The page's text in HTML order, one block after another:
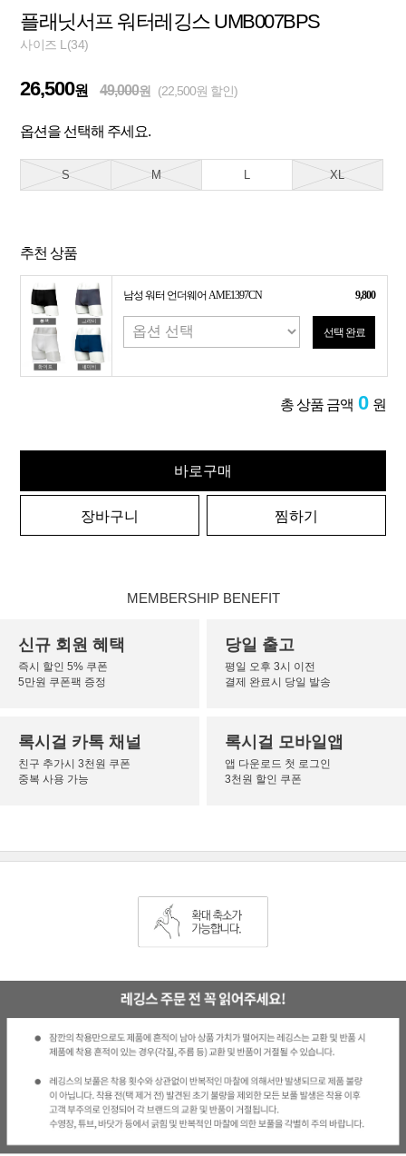
플래닛서프 워터레깅스 UMB007BPS
사이즈 L(34)
26,500원 49,000원 (22,500원 할인)
옵션을 선택해 주세요.
S M L XL
추천 상품
남성 워터 언더웨어 AME1397CN 9,800
선택 완료
총 상품 금액 0 원
바로구매
장바구니 찜하기
MEMBERSHIP BENEFIT
신규 회원 혜택
즉시 할인 5% 쿠폰
5만원 쿠폰팩 증정
당일 출고
평일 오후 3시 이전
결제 완료시 당일 발송
록시걸 카톡 채널
친구 추가시 3천원 쿠폰
중복 사용 가능
록시걸 모바일앱
앱 다운로드 첫 로그인
3천원 할인 쿠폰